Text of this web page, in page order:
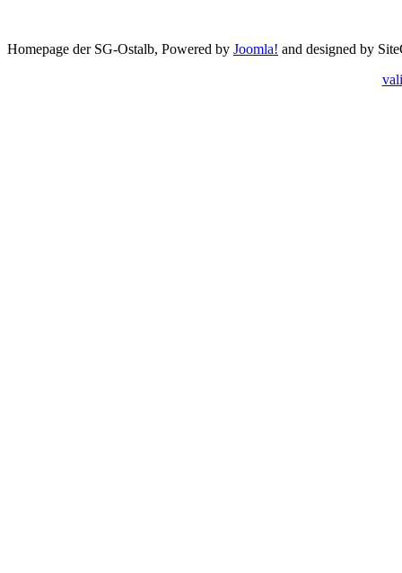
Homepage der SG-Ostalb, Powered by Joomla! and designed by